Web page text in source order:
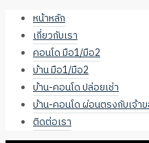
หน้าหลัก
เกี่ยวกับเรา
คอนโด มือ1/มือ2
บ้าน มือ1/มือ2
บ้าน-คอนโด ปล่อยเช่า
บ้าน-คอนโด ผ่อนตรงกับเจ้า
ติดต่อเรา